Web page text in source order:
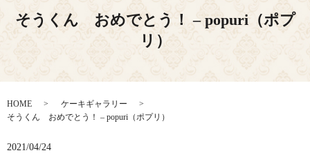
そうくん おめでとう！ – popuri（ポプ
リ）
HOME
ケーキギャラリー
そうくん おめでとう！ – popuri（ポプリ）
2021/04/24